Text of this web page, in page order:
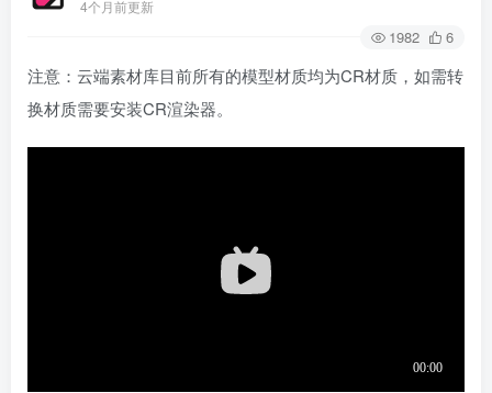
4个月前更新
1982 6
注意：云端素材库目前所有的模型材质均为CR材质，如需转
换材质需要安装CR渲染器。